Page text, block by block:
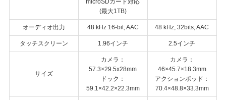
microSDカード対応
(最大1TB)
オーディオ出力 48 kHz 16-bit; AAC 48 kHz, 32bits, AAC
タッチスクリーン 1.96インチ 2.5インチ
サイズ
カメラ：
57.3×29.5x28mm
ドック：
59.1×42.2×22.3mm
カメラ：
46×45.7×18.3mm
アクションポッド：
70.4×48.8×33.3mm